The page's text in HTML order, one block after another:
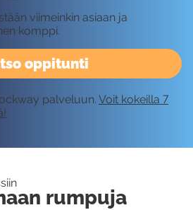
oppitunti
viimeinkin asiaan ja
komppi.
palveluun. Voit kokeilla 7
rumpuja